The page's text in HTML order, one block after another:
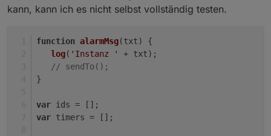
kann, kann ich es nicht selbst vollständig testen.
function alarmMsg(txt) {
log( 'Instanz '
+ txt);
// sendTo();
}
var ids = [];
var timers = [];